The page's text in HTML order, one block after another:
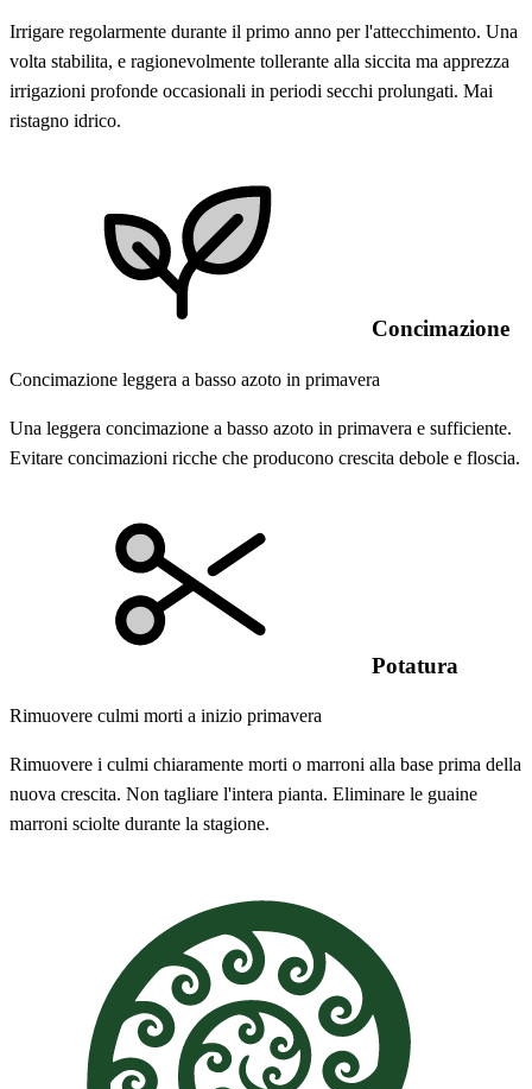
Irrigare regolarmente durante il primo anno per l'attecchimento. Una
volta stabilita, e ragionevolmente tollerante alla siccita ma apprezza
irrigazioni profonde occasionali in periodi secchi prolungati. Mai
ristagno idrico.
Concimazione
Concimazione leggera a basso azoto in primavera
Una leggera concimazione a basso azoto in primavera e sufficiente.
Evitare concimazioni ricche che producono crescita debole e floscia.
Potatura
Rimuovere culmi morti a inizio primavera
Rimuovere i culmi chiaramente morti o marroni alla base prima della
nuova crescita. Non tagliare l'intera pianta. Eliminare le guaine
marroni sciolte durante la stagione.